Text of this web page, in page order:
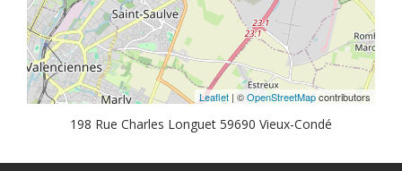
Leaflet | ©OpenStreetMapcontributors
198 Rue Charles Longuet 59690 Vieux-Condé